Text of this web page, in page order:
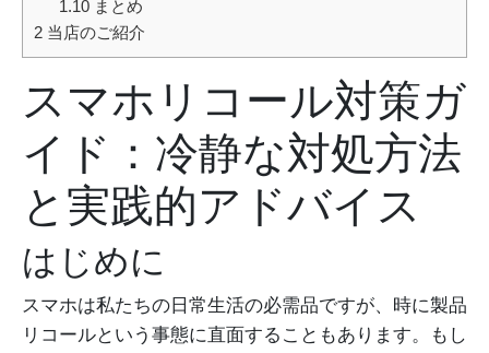
1.10まとめ
2 当店のご紹介
スマホリコール対策ガ
イド：冷静な対処方法
と実践的アドバイス
はじめに
スマホは私たちの日常生活の必需品ですが、時に製品
リコールという事態に直面することもあります。もし